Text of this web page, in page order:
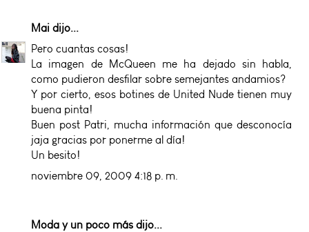
Mai dijo...
Pero cuantas cosas!
La imagen de McQueen me ha dejado sin habla,
como pudieron desfilar sobre semejantes andamios?
Y por cierto, esos botines de United Nude tienen muy
buena pinta!
Buen post Patri, mucha información que desconocía
jaja gracias por ponerme al día!
Un besito!
noviembre 09, 2009 4:18 p. m.
Moda y un poco más dijo...